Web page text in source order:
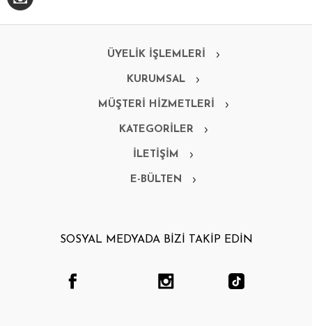
ÜYELİK İŞLEMLERİ
KURUMSAL
MÜŞTERİ HİZMETLERİ
KATEGORİLER
İLETİŞİM
E-BÜLTEN
SOSYAL MEDYADA BİZİ TAKİP EDİN